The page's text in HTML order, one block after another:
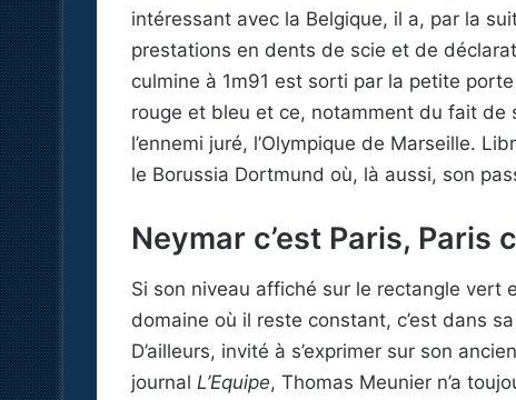
intéressant avec la Belgique, il a, par la
prestations en dents de scie et de
culmine à 1m91 est sorti par la petite
rouge et bleu et ce, notamment du fait de
l’ennemi juré, l’Olympique de Marseille.
le Borussia Dortmund où, là aussi, son
Neymar c’est Paris, Paris
Si son niveau affiché sur le rectangle vert
domaine où il reste constant, c’est dans
D’ailleurs, invité à s’exprimer sur son
journal L’Equipe, Thomas Meunier n’a